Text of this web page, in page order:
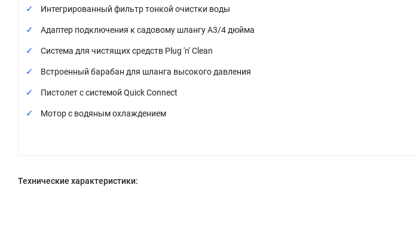
Интегрированный фильтр тонкой очистки воды
Адаптер подключения к садовому шлангу А3/4 дюйма
Система для чистящих средств Plug 'n' Clean
Встроенный барабан для шланга высокого давления
Пистолет с системой Quick Connect
Мотор с водяным охлаждением
Технические характеристики: